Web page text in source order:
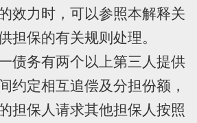
效力时，可以参照本解释关
担保的有关规则处理。
务有两个以上第三人提供
约定相互追偿及分担份额，
担保人请求其他担保人按照